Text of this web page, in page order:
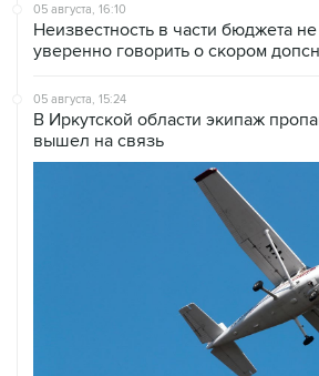
05 августа, 16:10
Неизвестность в части бюджета
уверенно говорить о скором
05 августа, 15:24
В Иркутской области экипаж
вышел на связь